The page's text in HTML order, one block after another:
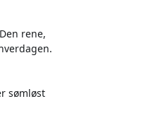
rene,
sømløst